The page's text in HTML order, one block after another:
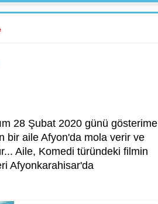
28 Şubat 2020 günü gösterime
bir aile Afyon'da mola verir ve
Aile, Komedi türündeki filmin
Afyonkarahisar'da